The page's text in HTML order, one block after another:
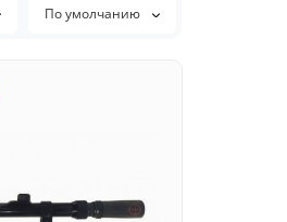
По умолчанию